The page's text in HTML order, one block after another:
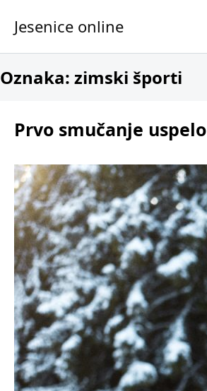
Skip to content
Jesenice online
Oznaka: zimski športi
Prvo smučanje uspelo